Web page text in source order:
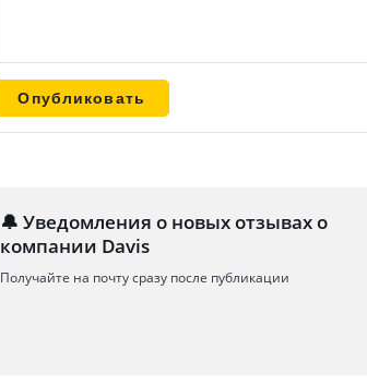
🔔 Уведомления о новых отзывах о
компании Davis
Получайте на почту сразу после публикации